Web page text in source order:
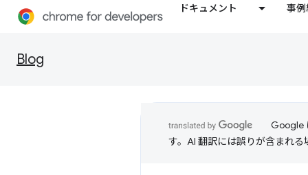
ドキュメント 事
Blog
Google
す。AI 翻訳には誤りが含まれる